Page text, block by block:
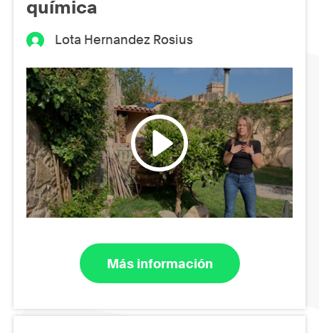
química
Lota Hernandez Rosius
Más información